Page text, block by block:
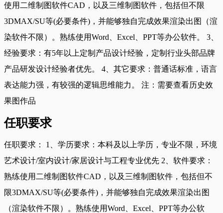
使用二维制图软件CAD，以及三维制图软件，包括但不限
3DMAX/SU等(必要条件)，并能够独自完成效果渲染出图（渲
染软件不限）。熟练使用Word、Excel、PPT等办公软件。 3、
经验要求：有5年以上定制产品设计经验，定制行业头部品牌
产品研发设计经验者优先。 4、其它要求：普通话标准，语言
表达能力强，有较强的逻辑思维能力。 注：需要查看历史效
果图作品
任职要求
任职要求： 1、学历要求：本科及以上学历，专业不限，环境
艺术设计/室内设计/家居设计与工程专业优先 2、软件要求：
熟练使用二维制图软件CAD，以及三维制图软件，包括但不
限3DMAX/SU等(必要条件)，并能够独自完成效果渲染出图
（渲染软件不限）。熟练使用Word、Excel、PPT等办公软